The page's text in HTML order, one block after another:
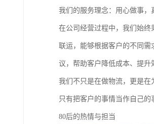
我们的服务理念：用心做事，
在公司经营过程中，我们始终
联运，能够根据客户的不同
议，帮助客户降低成本、提升
我们不只是在做物流，更是在
只有把客户的事情当作自己的
80后的热情与担当